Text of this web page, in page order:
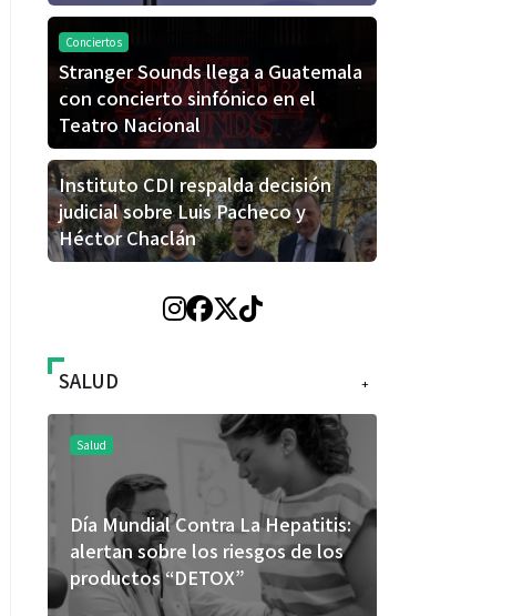
Conciertos
Stranger Sounds llega a Guatemala
con concierto sinfónico en el
Teatro Nacional
Instituto CDI respalda decisión
judicial sobre Luis Pacheco y
Héctor Chaclán
+
SALUD
Salud
Día Mundial Contra La Hepatitis:
alertan sobre los riesgos de los
productos “DETOX”